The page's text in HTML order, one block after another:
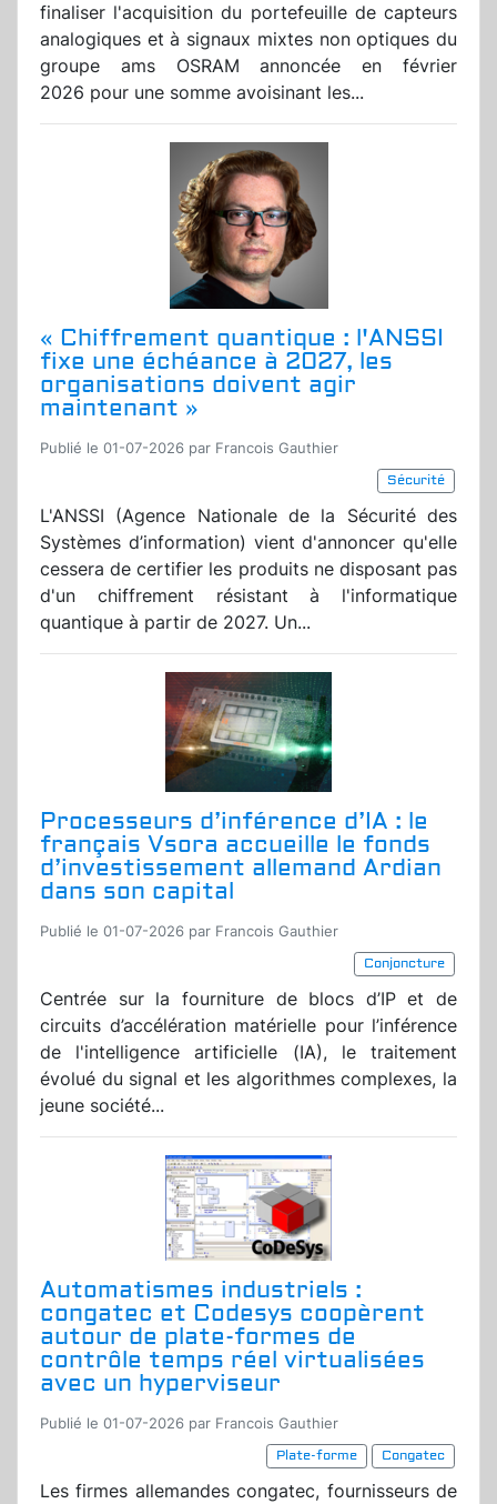
finaliser l'acquisition du portefeuille de capteurs
analogiques et à signaux mixtes non optiques du
groupe ams OSRAM annoncée en février
2026 pour une somme avoisinant les...
« Chiffrement quantique : l'ANSSI
fixe une échéance à 2027, les
organisations doivent agir
maintenant »
Publié le 01-07-2026 par Francois Gauthier
Sécurité
L'ANSSI (Agence Nationale de la Sécurité des
Systèmes d’information) vient d'annoncer qu'elle
cessera de certifier les produits ne disposant pas
d'un chiffrement résistant à l'informatique
quantique à partir de 2027. Un...
Processeurs d’inférence d’IA : le
français Vsora accueille le fonds
d’investissement allemand Ardian
dans son capital
Publié le 01-07-2026 par Francois Gauthier
Conjoncture
Centrée sur la fourniture de blocs d’IP et de
circuits d’accélération matérielle pour l’inférence
de l'intelligence artificielle (IA), le traitement
évolué du signal et les algorithmes complexes, la
jeune société...
Automatismes industriels :
congatec et Codesys coopèrent
autour de plate-formes de
contrôle temps réel virtualisées
avec un hyperviseur
Publié le 01-07-2026 par Francois Gauthier
Plate-forme
Congatec
Les firmes allemandes congatec, fournisseurs de